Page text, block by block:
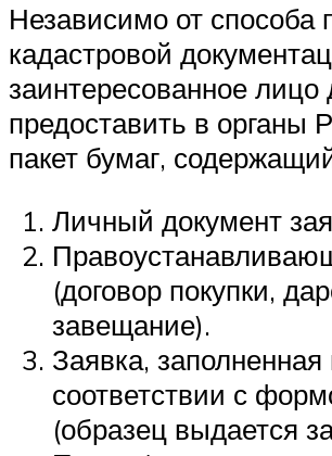
Независимо от способа
кадастровой
заинтересованное лицо
предоставить в органы
пакет бумаг,
Личный документ
(договор покупки,
завещание).
Заявка, заполненная
соответствии с
(образец выдается